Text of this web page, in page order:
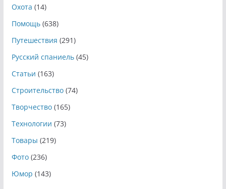
Охота (14)
Помощь(638)
Путешествия (291)
Русский спаниель(45)
Статьи (163)
Строительство(74)
Творчество(165)
Технологии (73)
Товары (219)
Фото(236)
Юмор (143)